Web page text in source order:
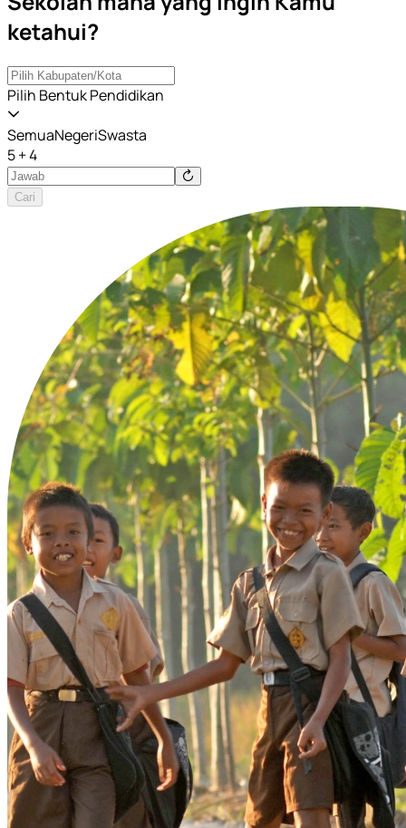
ketahui?
Pilih Bentuk Pendidikan
SemuaNegeriSwasta
5 + 4
Cari